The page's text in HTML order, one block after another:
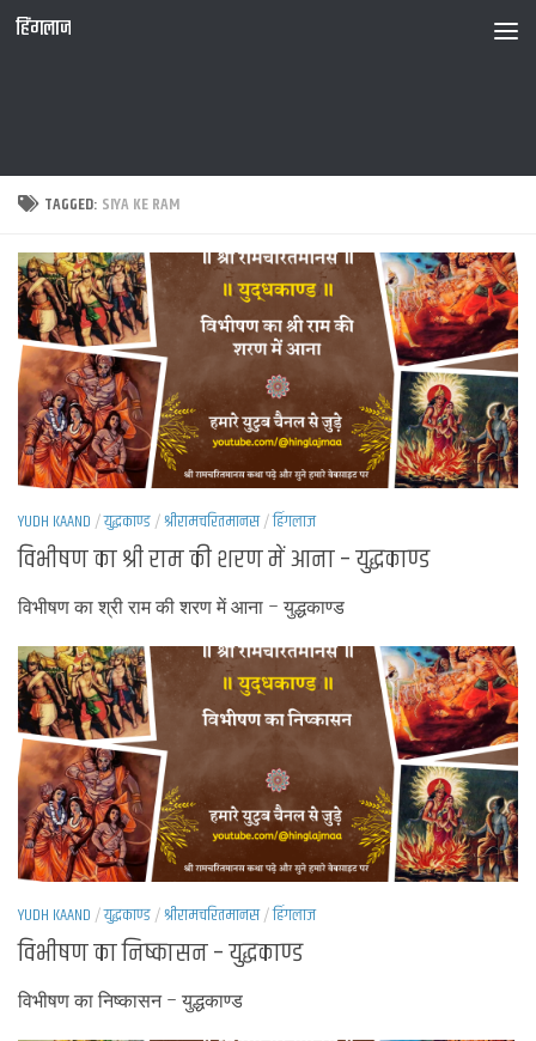
हिंगलाज
TAGGED: SIYA KE RAM
YUDH KAAND/युद्धकाण्ड/श्रीरामचरितमानस/हिंगलाज
विभीषण का श्री राम की शरण में आना – युद्धकाण्ड
विभीषण का श्री राम की शरण में आना – युद्धकाण्ड
YUDH KAAND/युद्धकाण्ड/श्रीरामचरितमानस/हिंगलाज
विभीषण का निष्कासन – युद्धकाण्ड
विभीषण का निष्कासन – युद्धकाण्ड